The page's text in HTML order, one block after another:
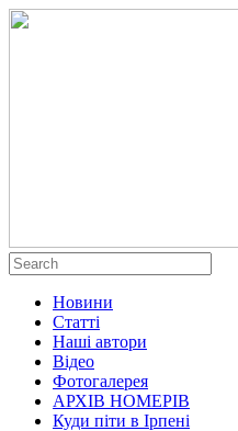
Новини
Статті
Наші автори
Відео
Фотогалерея
АРХІВ НОМЕРІВ
Куди піти в Ірпені